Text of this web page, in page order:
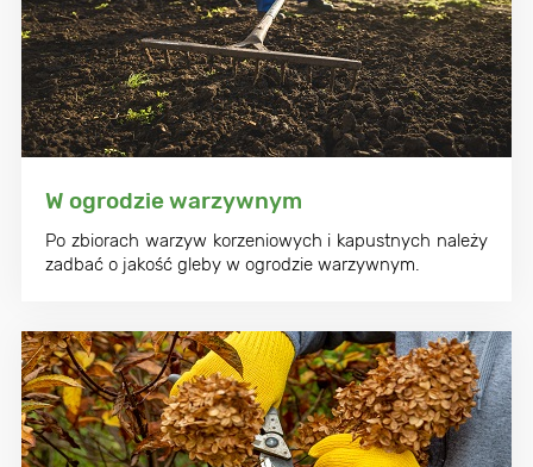
W ogrodzie warzywnym
Po zbiorach warzyw korzeniowych i kapustnych należy
zadbać o jakość gleby w ogrodzie warzywnym.